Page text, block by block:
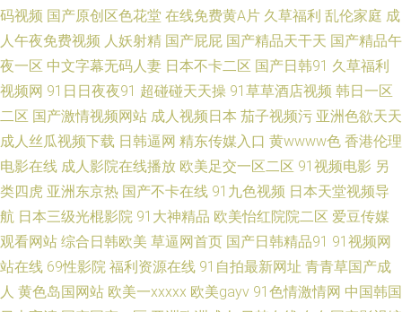
黑料AV社区 日韩毛片网址 亚洲日韩国产成人在线 在线看AV的网站不卡 玖玖
精品频 四虎精品国产地址99 综合涩久久 91激情午夜电影 www久久播 九一
www 亚洲成人中文网 91超碰人人红杏 91看片丝袜美腿日逼 国产精品成人午
夜视频 欧美一久久一久久 偷拍合集福利导航 91香蕉碰 国产激情do 日韩综合
欧美 中日韩综合色图区 91色网 高清成人三级网址 久久蜜桃网 色欲污网 91
传美 91在线观看免费 精品嫂子综合 日韩91青青在线 尤物福利导航 91麻豆
码视频 国产原创区色花堂 在线免费黄A片 久草福利 乱伦家庭 成
人午夜免费视频 人妖射精 国产屁屁 国产精品天干天 国产精品午
夜一区 中文字幕无码人妻 日本不卡二区 国产日韩91 久草福利
视频网 91日日夜夜91 超碰碰天天操 91草草酒店视频 韩日一区
二区 国产激情视频网站 成人视频日本 茄子视频污 亚洲色欲天天
成人丝瓜视频下载 日韩逼网 精东传媒入口 黄wwww色 香港伦理
电影在线 成人影院在线播放 欧美足交一区二区 91视频电影 另
类四虎 亚洲东京热 国产不卡在线 91九色视频 日本天堂视频导
航 日本三级光棍影院 91大神精品 欧美怡红院院二区 爱豆传媒
观看网站 综合日韩欧美 草逼网首页 国产日韩精品91 91视频网
站在线 69性影院 福利资源在线 91自拍最新网址 青青草国产成
人 黄色岛国网站 欧美一xxxxx 欧美gayv 91色情激情网 中国韩国